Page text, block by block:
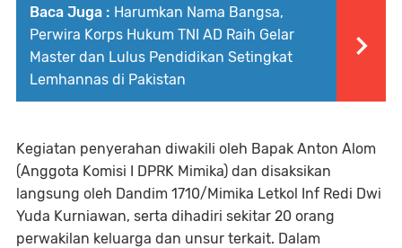
Baca Juga : Harumkan Nama Bangsa,
Perwira Korps Hukum TNI AD Raih Gelar
Master dan Lulus Pendidikan Setingkat
Lemhannas di Pakistan
Kegiatan penyerahan diwakili oleh Bapak Anton Alom
(Anggota Komisi I DPRK Mimika) dan disaksikan
langsung oleh Dandim 1710/Mimika Letkol Inf Redi Dwi
Yuda Kurniawan, serta dihadiri sekitar 20 orang
perwakilan keluarga dan unsur terkait. Dalam